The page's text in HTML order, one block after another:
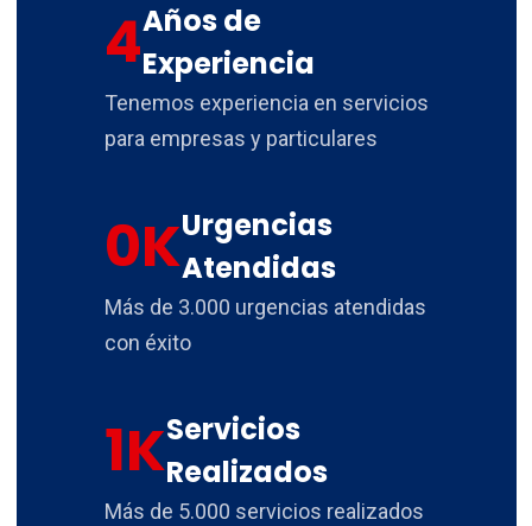
4Años de
Experiencia
Tenemos experiencia en servicios
para empresas y particulares
0KUrgencias
Atendidas
Más de 3.000 urgencias atendidas
con éxito
1KServicios
Realizados
Más de 5.000 servicios realizados